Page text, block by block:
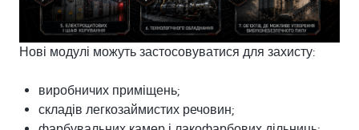
Нові модулі можуть застосовуватися для захисту:
виробничих приміщень;
складів легкозаймистих речовин;